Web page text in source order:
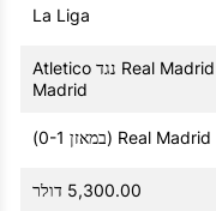
La Liga
Real Madrid נגד Atletico
Madrid
Real Madrid (במאזן 0-1)
5,300.00 דולר